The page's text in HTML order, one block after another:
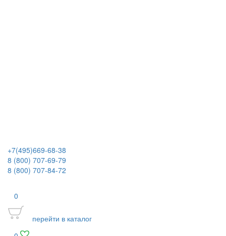
+7(495)669-68-38
8 (800) 707-69-79
8 (800) 707-84-72
0
перейти в каталог